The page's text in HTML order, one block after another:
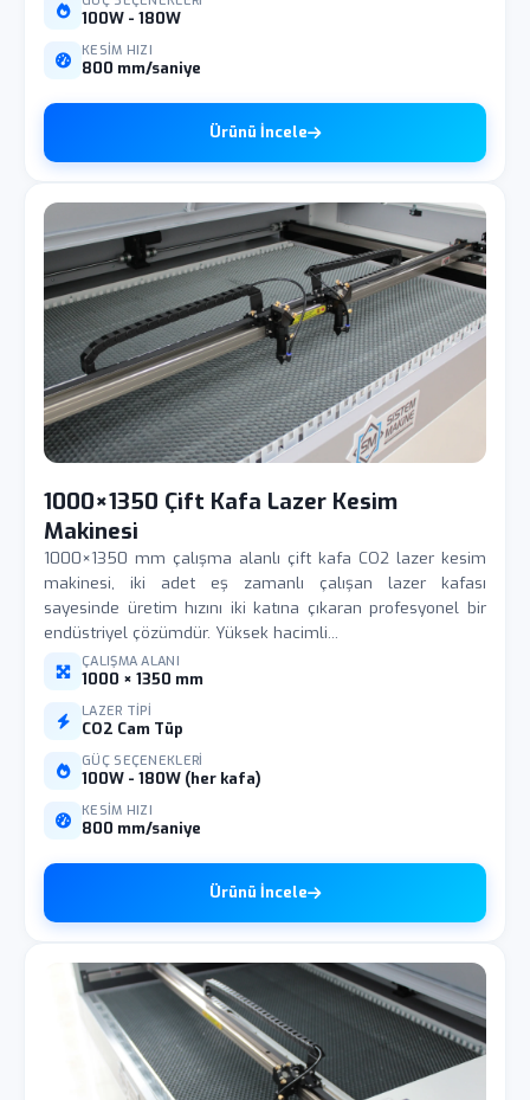
100W - 180W
KESIM HIZI
800 mm/saniye
Ürünü İncele
1000×1350 Çift Kafa Lazer Kesim
Makinesi
1000×1350 mm çalışma alanlı çift kafa CO2 lazer kesim
makinesi, iki adet eş zamanlı çalışan lazer kafası
sayesinde üretim hızını iki katına çıkaran profesyonel bir
endüstriyel çözümdür. Yüksek hacimli...
ÇALIŞMA ALANI
1000 × 1350 mm
LAZER TIPI
CO2 Cam Tüp
GÜÇ SEÇENEKLERI
100W - 180W (her kafa)
KESIM HIZI
800 mm/saniye
Ürünü İncele